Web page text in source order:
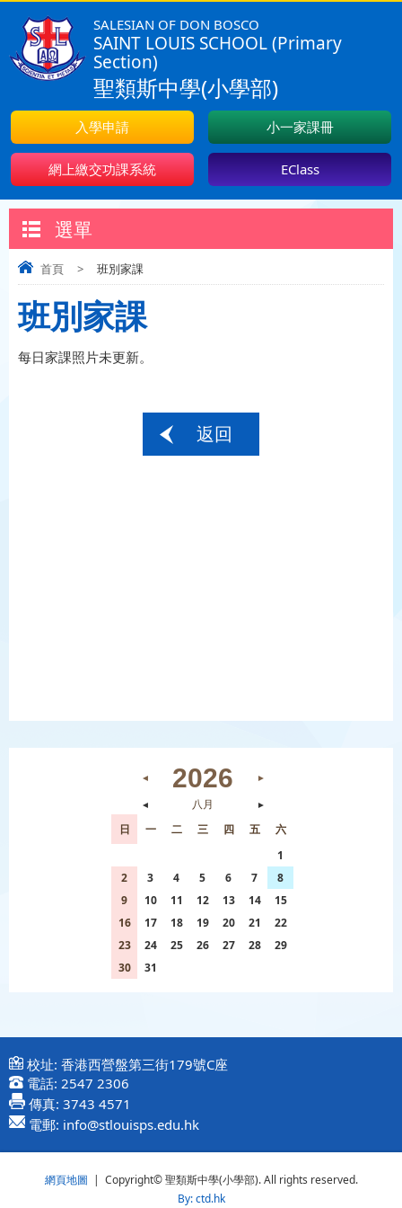
SALESIAN OF DON BOSCO
SAINT LOUIS SCHOOL (Primary
Section)
聖類斯中學(小學部)
入學申請 小一家課冊
網上繳交功課系統 EClass
選單
首頁 > 班別家課
班別家課
每日家課照片未更新。
返回
◄ 2026 ►
◄ 八月 ►
日 一 二 三 四 五
六
1
2
3 4 5 6 7
8
9
10 11 12 13 14
15
16
17 18 19 20 21
22
23
24 25 26 27 28
29
30
31
校址: 香港西營盤第三街179號C座
電話: 2547 2306
傳真: 3743 4571
電郵: info@stlouisps.edu.hk
網頁地圖 | Copyright© 聖類斯中學(小學部). All rights reserved.
By: ctd.hk